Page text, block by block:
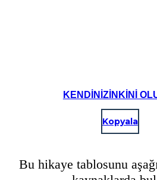
KENDINIZINKINI
Kopyala
Bu hikaye tablosunu